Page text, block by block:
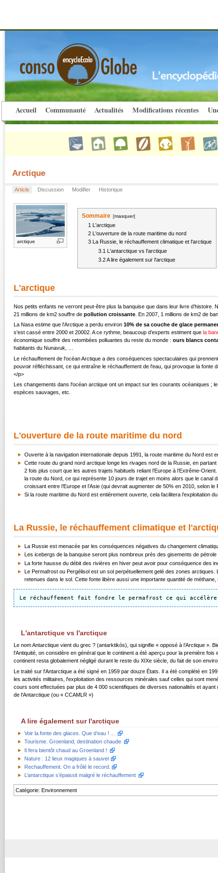
Accueil Communauté Actualités Modifications récentes
Arctique
Article Discussion Modifier Historique
arctique
Sommaire [masquer]
1 L'arctique
2 L'ouverture de la route maritime du nord
3 La Russie, le réchauffement climatique et l'arctique
3.1 L'antarctique vs l'arctique
3.2A lire également sur l'arctique
L'arctique
Nos petits enfants ne verront peut-être plus la banquise que dans leur livre d’histoire.
21 millions de km2 souffre de pollution croissante . En 2007, 1 millions de km2 de
La Nasa estime que l'Arctique a perdu environ 10% de sa couche de glace
s'est cassé entre 2000 et 20002. A ce rythme, beaucoup d’experts estiment que la
économique souffrir des retombées polluantes du reste du monde : ours blancs
habitants du Nunavuk, …
Le réchauffement de l'océan Arctique a des conséquences spectaculaires qui
pouvoir réfléchissant, ce qui entraîne le réchauffement de l'eau, qui provoque la
</p>
Les changements dans l'océan arctique ont un impact sur les courants océaniques ;
espèces sauvages, etc.
L'ouverture de la route maritime du nord
Ouverte à la navigation internationale depuis 1991, la route maritime du Nord est
Cette route du grand nord arctique longe les rivages nord de la Russie, en
2 fois plus court que les autres trajets habituels reliant l’Europe à l’Extrême-
la route du Nord, ce qui représente 10 jours de trajet en moins alors que le canal
croissant entre l’Europe et l’Asie (qui devrait augmenter de 50% en 2010, selon le
Si la route maritime du Nord est entièrement ouverte, cela facilitera l’exploitation
La Russie, le réchauffement climatique et
La Russie est menacée par les conséquences négatives du changement
Les icebergs de la banquise seront plus nombreux près des gisements de
La forte hausse du débit des rivières en hiver peut avoir pour conséquence des
Le Permafrost ou Pergélisol est un sol perpétuellement gelé des zones
retenues dans le sol. Cette fonte libère aussi une importante quantité de méthane
Le réchauffement fait fondre le permafrost ce qui
L'antarctique vs l'arctique
Le nom Antarctique vient du grec ? (antarktikós), qui signifie « opposé à l’Arctique
l'Antiquité, on considère en général que le continent a été aperçu pour la première
continent resta globalement négligé durant le reste du XIXe siècle, du fait de son
Le traité sur l'Antarctique a été signé en 1959 par douze États. Il a été complété en
les activités militaires, l'exploitation des ressources minérales sauf celles qui sont
cours sont effectuées par plus de 4 000 scientifiques de diverses nationalités et
de l'Antarctique (ou « CCAMLR »)
A lire également sur l'arctique
Voir la fonte des glaces. Que d’eau ! ...
Tourisme. Groenland, destination chaude
Il fera bientôt chaud au Groenland !
Nature : 12 lieux magiques à sauver
Rechauffement. On a frôlé le record.
L’antarctique s’épaissit malgré le réchauffement
Catégorie:Environnement